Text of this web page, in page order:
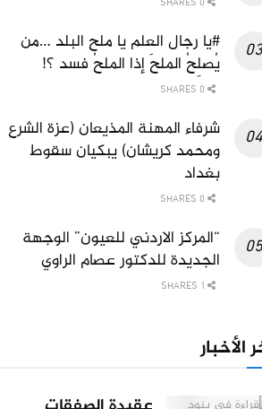
#يا رجال العلم يا ملح البلد …من
يُصلِحُ الملحَ إذا الملحُ فسد ؟!
شرفاء المهنة المذيعان (عزة الشرع
ومحمد كريشان) يبكيان سقوط
بغداد
“المركز الاردني للعيون” الوجهة
الجديدة للدكتور عصام الراوي
الأخبار